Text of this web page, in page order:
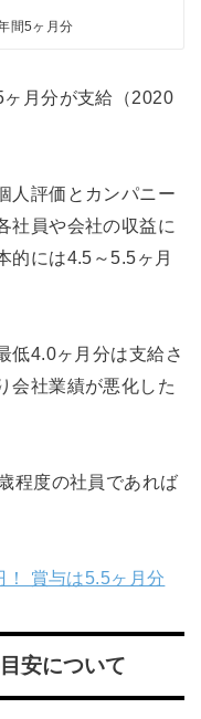
間5ヶ月分
月分が支給（2020
人評価とカンパニー
社員や会社の収益に
的には4.5～5.5ヶ月
低4.0ヶ月分は支給さ
会社業績が悪化した
程度の社員であれば
賞与は5.5ヶ月分
安について